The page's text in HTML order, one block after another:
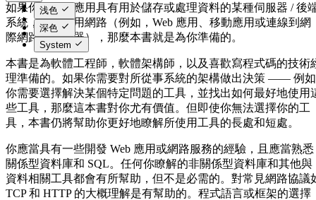
浅色
深色
System
如果你開發的應用具有用於儲存或處理資料的某種伺服器 / 後
系統，而且使用網路（例如，Web 應用、移動應用或連線到網
際網路的感測器），那麼本書就是為你準備的。
本書是為軟體工程師，軟體架構師，以及喜歡寫程式碼的技術
理準備的。如果你需要對所從事系統的架構做出決策 —— 例如
你需要選擇解決某個特定問題的工具，並找出如何最好地使用
些工具，那麼這本書對你尤有價值。但即使你無法選擇你的工
具，本書仍將幫助你更好地瞭解所使用工具的長處和短處。
你應當具有一些開發 Web 應用或網路服務的經驗，且應當熟悉
關係型資料庫和 SQL。任何你瞭解的非關係型資料庫和其他與
資料相關工具都會有所幫助，但不是必需的。對常見網路協議
TCP 和 HTTP 的大概理解是有幫助的。程式語言或框架的選擇